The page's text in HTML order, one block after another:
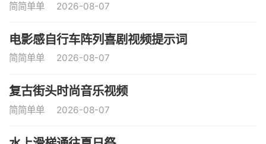
简简单单 2026-08-07
电影感自行车阵列喜剧视频提示词
简简单单 2026-08-07
复古街头时尚音乐视频
简简单单 2026-08-07